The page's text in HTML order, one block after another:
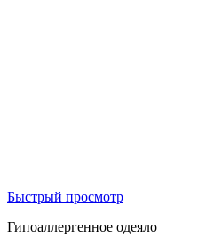
Быстрый просмотр
Гипоаллергенное одеяло